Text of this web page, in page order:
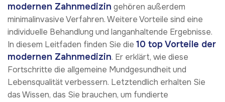
modernen Zahnmedizin gehören außerdem
minimalinvasive Verfahren. Weitere Vorteile sind eine
individuelle Behandlung und langanhaltende Ergebnisse.
In diesem Leitfaden finden Sie die 10 top Vorteile der
modernen Zahnmedizin. Er erklärt, wie diese
Fortschritte die allgemeine Mundgesundheit und
Lebensqualität verbessern. Letztendlich erhalten Sie
das Wissen, das Sie brauchen, um fundierte